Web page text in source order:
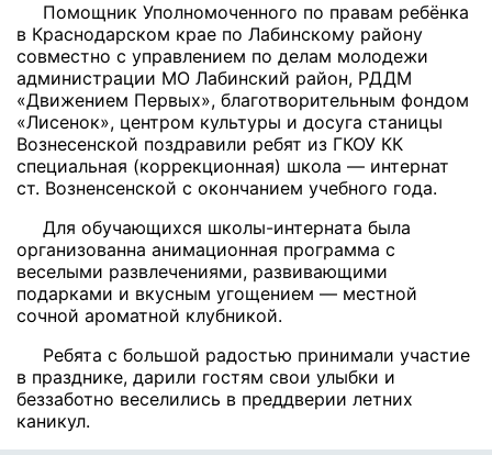
Помощник Уполномоченного по правам ребёнка
в Краснодарском крае по Лабинскому району
совместно с управлением по делам молодежи
администрации МО Лабинский район, РДДМ
«Движением Первых», благотворительным фондом
«Лисенок», центром культуры и досуга станицы
Вознесенской поздравили ребят из ГКОУ КК
специальная (коррекционная) школа — интернат
ст. Возненсенской с окончанием учебного года.
Для обучающихся школы-интерната была
организованна анимационная программа с
веселыми развлечениями, развивающими
подарками и вкусным угощением — местной
сочной ароматной клубникой.
Ребята с большой радостью принимали участие
в празднике, дарили гостям свои улыбки и
беззаботно веселились в преддверии летних
каникул.